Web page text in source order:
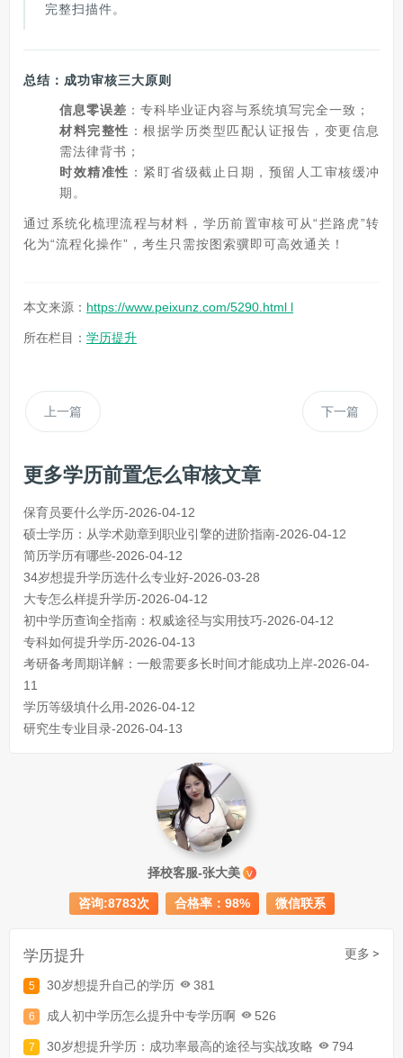
完整扫描件。
总结：成功审核三大原则
信息零误差 ：专科毕业证内容与系统填写完全一致；
材料完整性 ：根据学历类型匹配认证报告，变更信息
需法律背书；
时效精准性 ：紧盯省级截止日期，预留人工审核缓冲
期。
通过系统化梳理流程与材料，学历前置审核可从“拦路虎”转
化为“流程化操作”，考生只需按图索骥即可高效通关！
本文来源： https://www.peixunz.com/5290.html l
所在栏目： 学历提升
上一篇 下一篇
更多学历前置怎么审核文章
保育员要什么学历-2026-04-12
硕士学历：从学术勋章到职业引擎的进阶指南-2026-04-12
简历学历有哪些-2026-04-12
34岁想提升学历选什么专业好-2026-03-28
大专怎么样提升学历-2026-04-12
初中学历查询全指南：权威途径与实用技巧-2026-04-12
专科如何提升学历-2026-04-13
考研备考周期详解：一般需要多长时间才能成功上岸-2026-04-
11
学历等级填什么用-2026-04-12
研究生专业目录-2026-04-13
择校客服-张大美 V
咨询:8783次 合格率：98% 微信联系
学历提升 更多 >
成人初中文凭怎么提升学历 740
成人大专学历提升多少钱 367
30岁怎么提升学历 218